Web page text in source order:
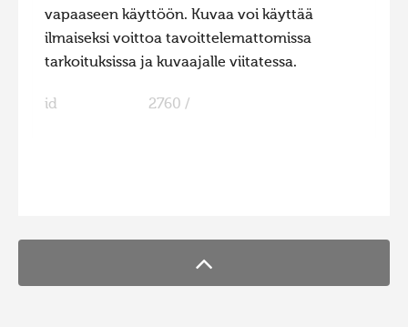
vapaaseen käyttöön. Kuvaa voi käyttää
ilmaiseksi voittoa tavoittelemattomissa
tarkoituksissa ja kuvaajalle viitatessa.
id 2760 /